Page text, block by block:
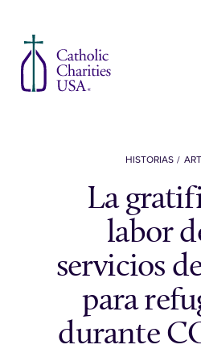
HISTORIAS
La
labor
servicios
para
durante